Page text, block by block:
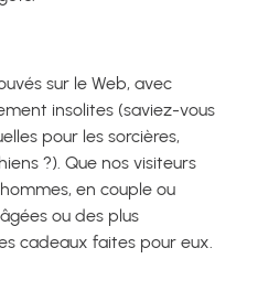
sur le Web, avec
insolites (saviez-vous
pour les sorcières,
?). Que nos visiteurs
en couple ou
ou des plus
cadeaux faites pour eux.